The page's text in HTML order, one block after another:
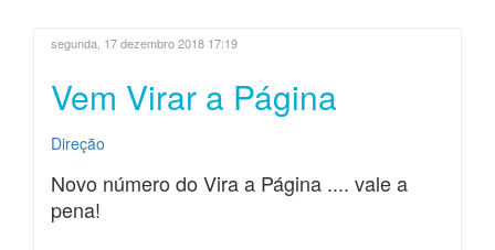
segunda, 17 dezembro 2018 17:19
Vem Virar a Página
Direção
Novo número do Vira a Página .... vale a
pena!